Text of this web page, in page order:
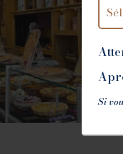
Si